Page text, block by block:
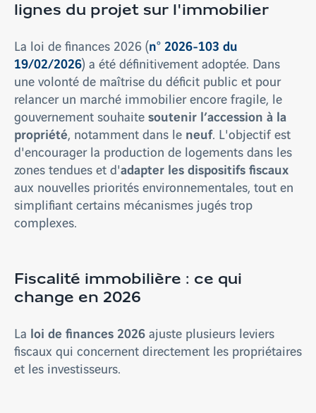
lignes du projet sur l'immobilier
La loi de finances 2026 (n° 2026-103 du
19/02/2026) a été définitivement adoptée. Dans
une volonté de maîtrise du déficit public et pour
relancer un marché immobilier encore fragile, le
gouvernement souhaitesoutenir l’accession à la
propriété, notamment dans le neuf. L'objectif est
d'encourager la production de logements dans les
zones tendues et d'adapter les dispositifs fiscaux
aux nouvelles priorités environnementales, tout en
simplifiant certains mécanismes jugés trop
complexes.
Fiscalité immobilière : ce qui
change en 2026
La loi de finances 2026ajuste plusieurs leviers
fiscaux qui concernent directement les propriétaires
et les investisseurs.